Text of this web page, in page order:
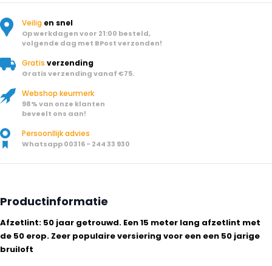
Veilig en snel
Op werkdagen voor 21:00 besteld,
volgende dag met BPost verzonden!
Gratis verzending
Gratis verzending vanaf €75.
Webshop keurmerk
98% van onze klanten
beveelt ons aan!
Persoonllijk advies
Whatsapp 00316 - 244 33 930
Productinformatie
Afzetlint: 50 jaar getrouwd. Een 15 meter lang afzetlint met
de 50 erop. Zeer populaire versiering voor een een 50 jarige
bruiloft